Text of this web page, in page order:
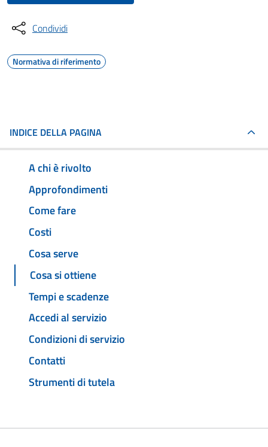
Condividi
Normativa di riferimento
INDICE DELLA PAGINA
A chi è rivolto
Approfondimenti
Come fare
Costi
Cosa serve
Cosa si ottiene
Tempi e scadenze
Accedi al servizio
Condizioni di servizio
Contatti
Strumenti di tutela